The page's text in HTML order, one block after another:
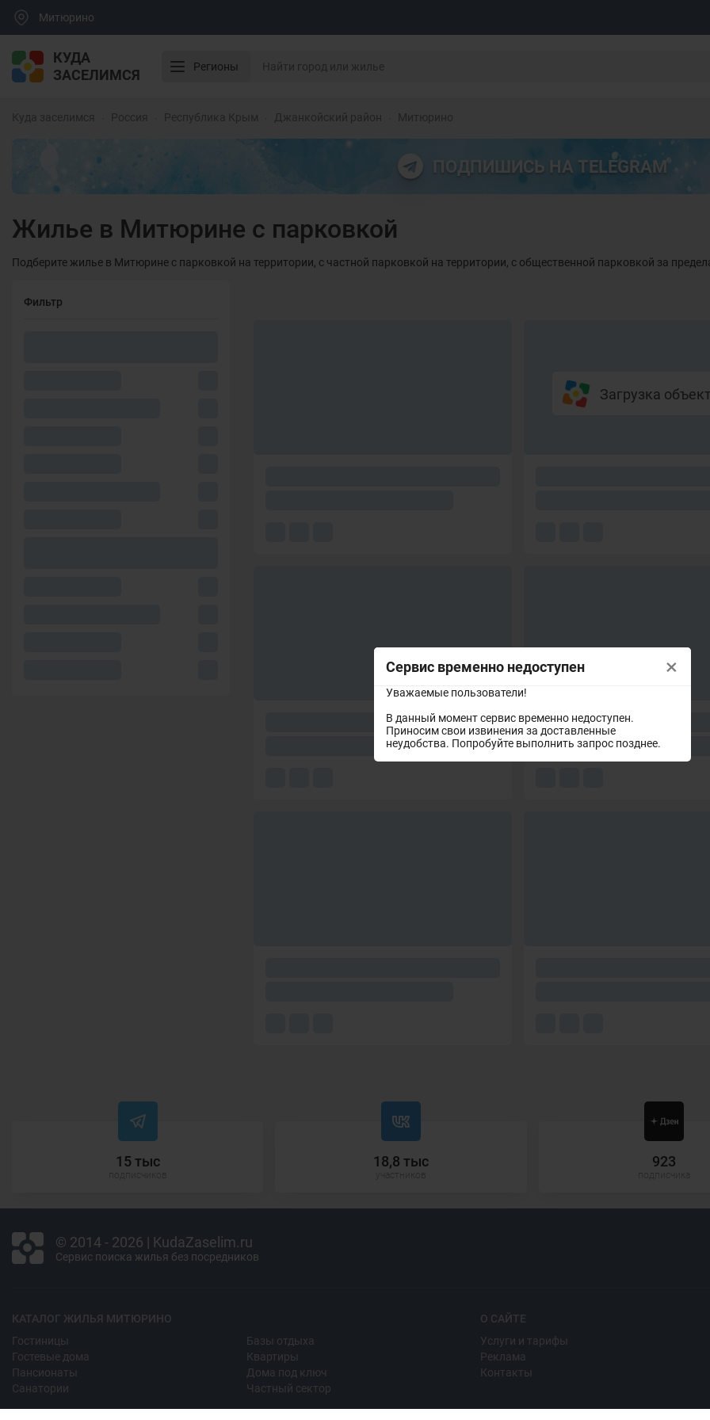
Сервис временно недоступен
Уважаемые пользователи!
В данный момент сервис временно недоступен.
Приносим свои извинения за доставленные
неудобства. Попробуйте выполнить запрос позднее.
×
Митюрино
КУДА
ЗАСЕЛИМСЯ
Регионы
Куда заселимся Россия Республика Крым Джанкойский район Митюрино
ПОДПИШИСЬ НА TELEGRAM
Жилье в Митюрине с парковкой
Подберите жилье в Митюрине с парковкой на территории, с частной парковкой на территории, с общественной парковкой за
Фильтр
Загрузка
15 тыс 18,8 тыс 923
© 2014 - 2026 | KudaZaselim.ru
Сервис поиска жилья без посредников
КАТАЛОГ ЖИЛЬЯ МИТЮРИНО
Гостиницы
Гостевые дома
Пансионаты
Санатории
Базы отдыха
Квартиры
Дома под ключ
Частный сектор
О САЙТЕ
Услуги и тарифы
Реклама
Контакты